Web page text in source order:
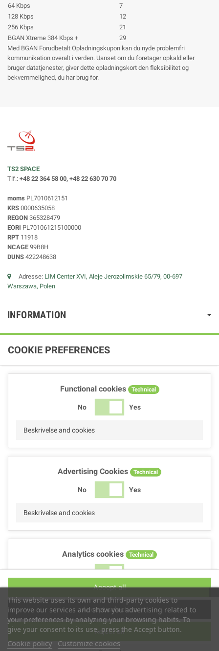
64 Kbps
7
128 Kbps
12
256 Kbps
21
BGAN Xtreme 384 Kbps +
29
Med BGAN Forudbetalt Opladningskupon kan du nyde problemfri
kommunikation overalt i verden. Uanset om du foretager opkald eller
bruger datatjenester, giver dette opladningskort den fleksibilitet og
bekvemmelighed, du har brug for.
TS2 SPACE
Tlf.: +48 22 364 58 00, +48 22 630 70 70
moms PL7010612151
KRS 0000635058
REGON 365328479
EORI PL701061215100000
RPT 11918
NCAGE 99B8H
DUNS 422248638
Adresse: LIM Center XVI, Aleje Jerozolimskie 65/79, 00-697
Warszawa, Polen
INFORMATION
This website uses its own and third-party cookies to
improve our services and show you advertising related to
your preferences by analyzing your browsing habits. To
give your consent to its use, press the Accept button.
Cookie policy Customize cookies
COOKIE PREFERENCES
Functional cookies Technical
No Yes
Beskrivelse and cookies
Advertising Cookies Technical
No Yes
Beskrivelse and cookies
Analytics cookies Technical
No Yes
Performance cookies
Reject all
Accept selection
Accept all